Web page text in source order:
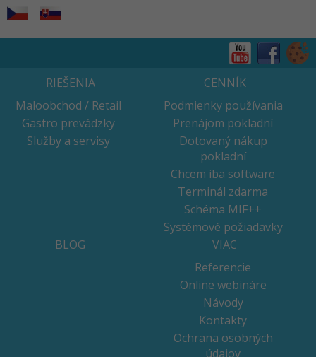
RIEŠENIA
Maloobchod / Retail
Gastro prevádzky
Služby a servisy
CENNÍK
Podmienky používania
Prenájom pokladní
Dotovaný nákup
pokladní
Chcem iba software
Terminál zdarma
Schéma MIF++
Systémové požiadavky
BLOG
VIAC
Referencie
Online webináre
Návody
Kontakty
Ochrana osobných
údajov